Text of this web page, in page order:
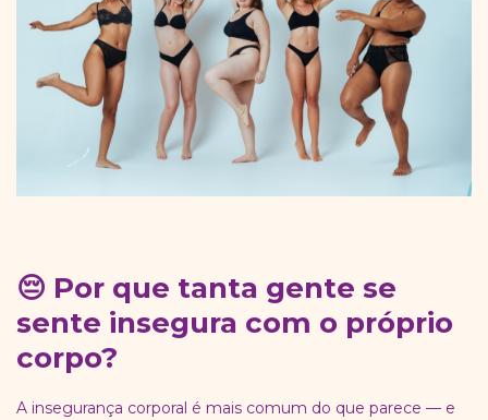
😔 Por que tanta gente se
sente insegura com o próprio
corpo?
A insegurança corporal é mais comum do que parece — e